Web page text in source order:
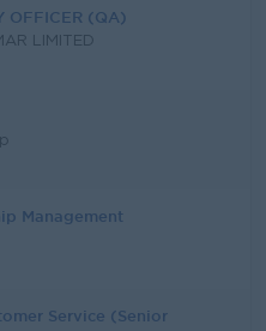
OFFICER (QA)
LIMITED
Management
Service (Senior